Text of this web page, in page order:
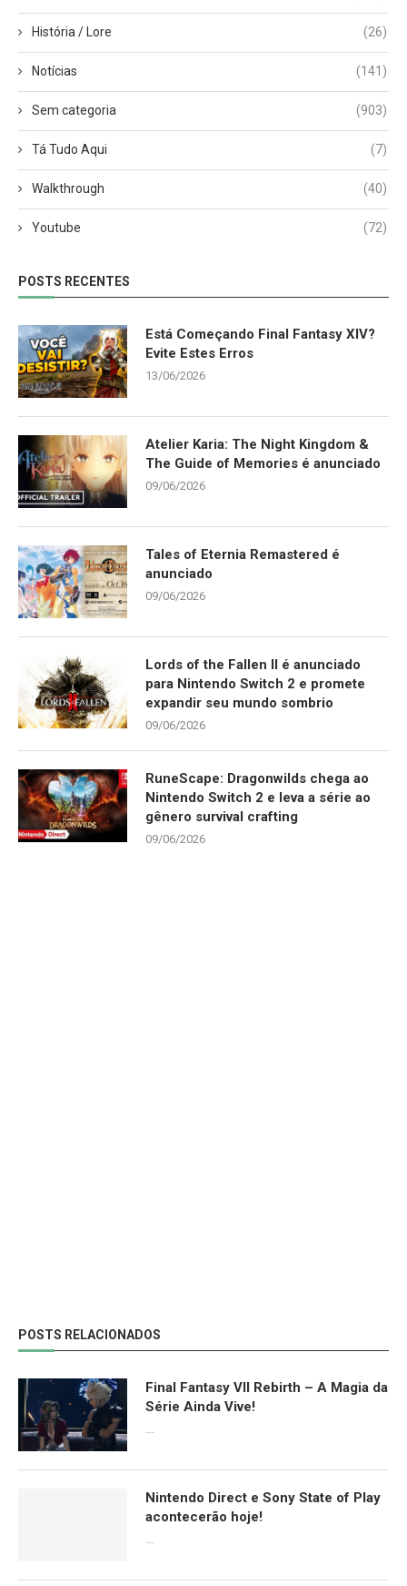
História / Lore (26)
Notícias (141)
Sem categoria (903)
Tá Tudo Aqui (7)
Walkthrough (40)
Youtube (72)
POSTS RECENTES
Está Começando Final Fantasy XIV?
Evite Estes Erros
13/06/2026
Atelier Karia: The Night Kingdom &
The Guide of Memories é anunciado
09/06/2026
Tales of Eternia Remastered é
anunciado
09/06/2026
Lords of the Fallen II é anunciado
para Nintendo Switch 2 e promete
expandir seu mundo sombrio
09/06/2026
RuneScape: Dragonwilds chega ao
Nintendo Switch 2 e leva a série ao
gênero survival crafting
09/06/2026
POSTS RELACIONADOS
Final Fantasy VII Rebirth – A Magia da
Série Ainda Vive!
Nintendo Direct e Sony State of Play
acontecerão hoje!